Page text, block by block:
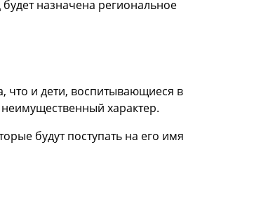
назначена региональное
что и дети, воспитывающиеся в
характер.
будут поступать на его имя